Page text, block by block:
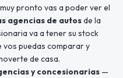
pronto vas a poder ver el
agencias de autosde la
va a tener su stock
puedas comparar y
de casa.
y concesionarias —